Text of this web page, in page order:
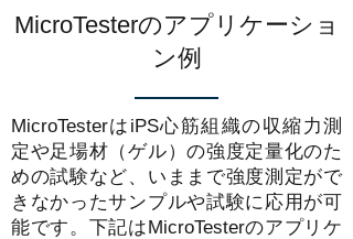
MicroTesterのアプリケーショ
ン例
MicroTesterはiPS心筋組織の収縮力測
定や足場材（ゲル）の強度定量化のた
めの試験など、いままで強度測定がで
きなかったサンプルや試験に応用が可
能です。下記はMicroTesterのアプリケ